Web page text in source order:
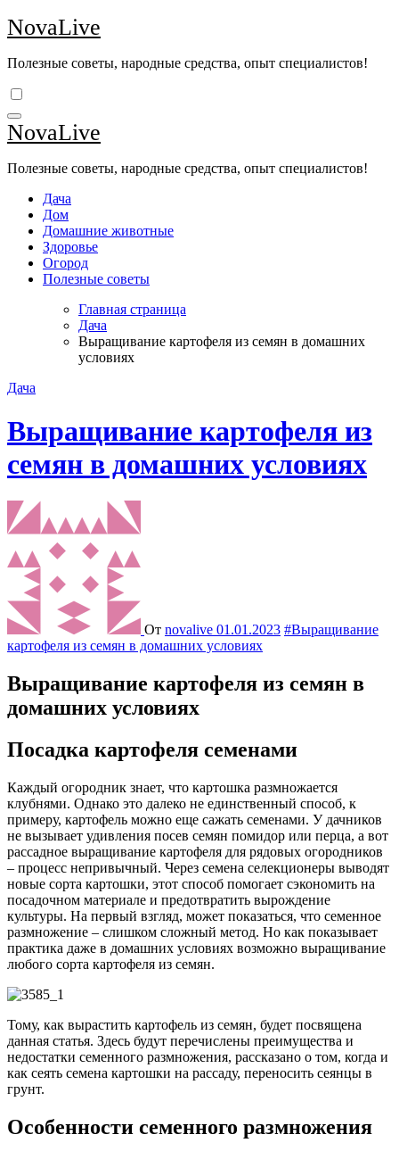
Перейти
к
NovaLive
Полезные советы, народные средства, опыт специалистов!
NovaLive
Полезные советы, народные средства, опыт специалистов!
Дача
Дом
Домашние животные
Здоровье
Огород
Полезные советы
Главная страница
Дача
Выращивание картофеля из семян в домашних
условиях
Дача
Выращивание картофеля из
семян в домашних условиях
От novalive 01.01.2023 #Выращивание
картофеля из семян в домашних условиях
Выращивание картофеля из семян в
домашних условиях
Посадка картофеля семенами
Каждый огородник знает, что картошка размножается
клубнями. Однако это далеко не единственный способ, к
примеру, картофель можно еще сажать семенами. У дачников
не вызывает удивления посев семян помидор или перца, а вот
рассадное выращивание картофеля для рядовых огородников
– процесс непривычный. Через семена селекционеры выводят
новые сорта картошки, этот способ помогает сэкономить на
посадочном материале и предотвратить вырождение
культуры. На первый взгляд, может показаться, что семенное
размножение – слишком сложный метод. Но как показывает
практика даже в домашних условиях возможно выращивание
любого сорта картофеля из семян.
Тому, как вырастить картофель из семян, будет посвящена
данная статья. Здесь будут перечислены преимущества и
недостатки семенного размножения, рассказано о том, когда и
как сеять семена картошки на рассаду, переносить сеянцы в
грунт.
Особенности семенного размножения